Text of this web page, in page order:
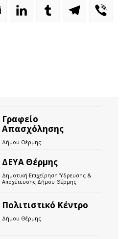
Email LinkedIn Tumblr Telegram
Γραφείο
Απασχόλησης
Δήμου Θέρμης
ΔΕΥΑ Θέρμης
Δημοτική Επιχείρηση Ύδρευσης &
Αποχέτευσης Δήμου Θέρμης
Πολιτιστικό Κέντρο
Δήμου Θέρμης